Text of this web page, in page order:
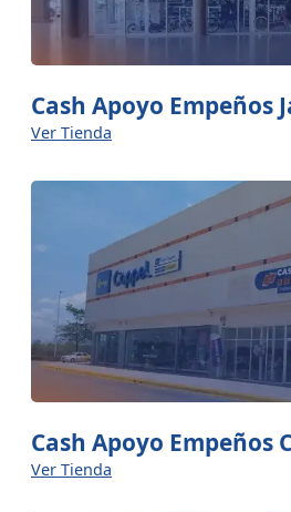
Cash Apoyo Empeños
Ver Tienda
Cash Apoyo Empeños
Ver Tienda